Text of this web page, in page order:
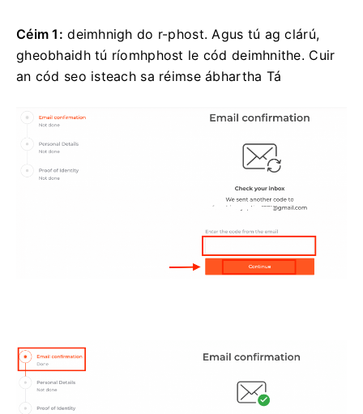
Céim 1: deimhnigh do r-phost. Agus tú ag clárú,
gheobhaidh tú ríomhphost le cód deimhnithe. Cuir
an cód seo isteach sa réimse ábhartha Tá